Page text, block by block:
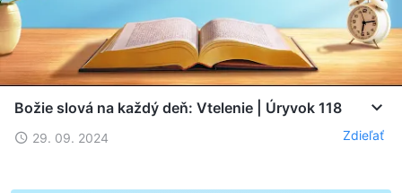
Božie slová na každý deň: Vtelenie | Úryvok 118
29. 09. 2024 Zdieľať